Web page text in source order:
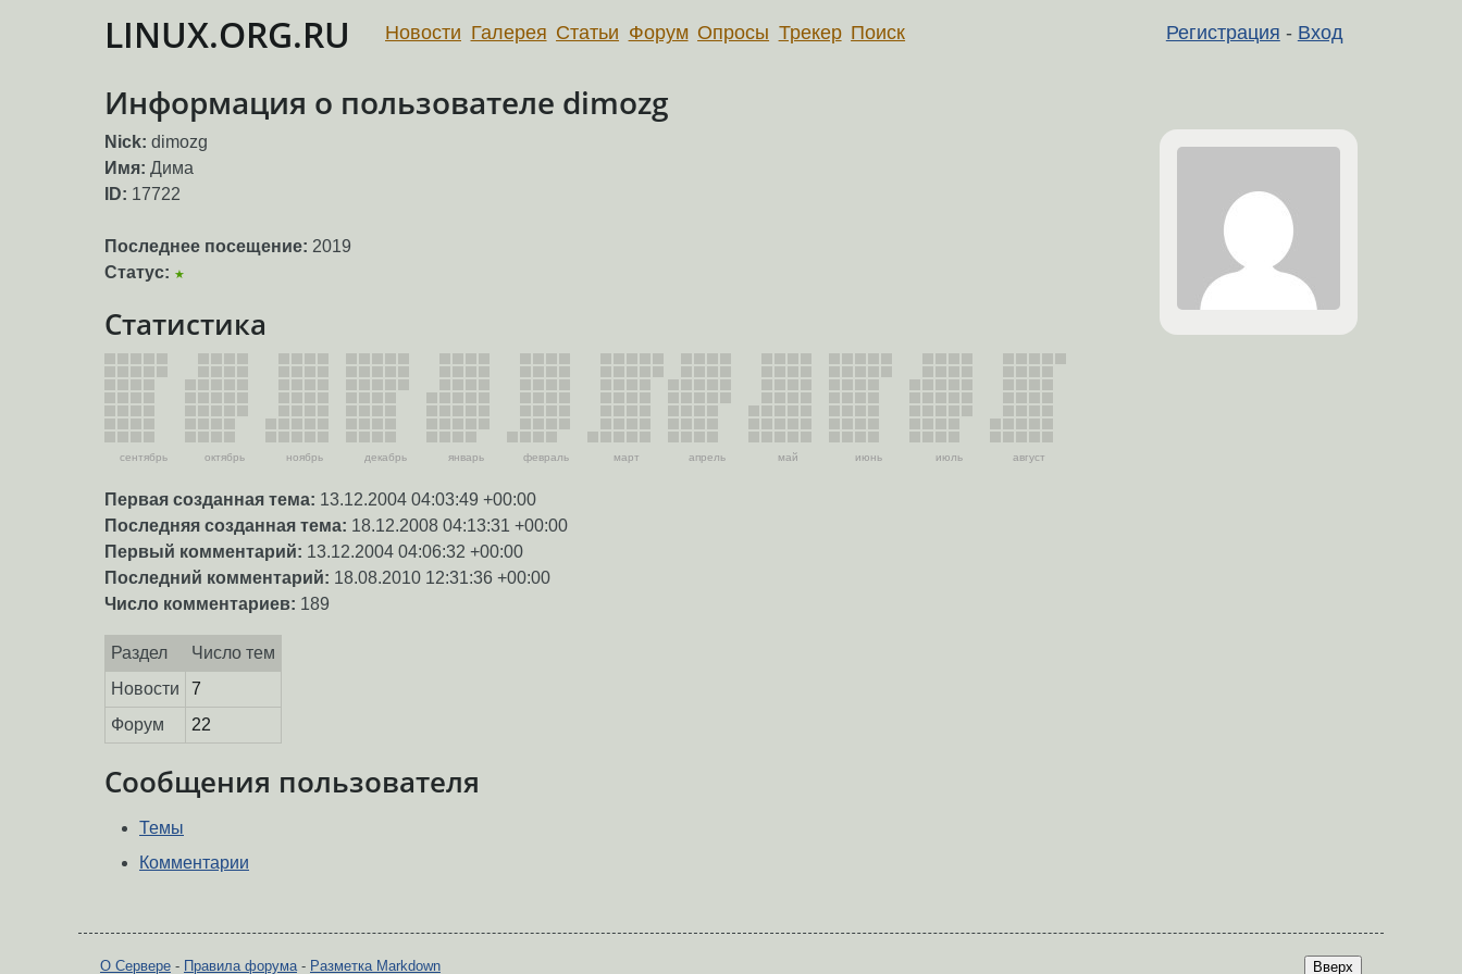
LINUX.ORG.RU Регистрация - Вход
Новости Галерея Статьи Форум Опросы Трекер Поиск
Информация о пользователе dimozg
Nick: dimozg
Имя: Дима
ID: 17722
Последнее посещение: 2019
Статус: ★
Статистика
сентябрь октябрь ноябрь декабрь январь февраль март апрель май июнь июль август
Первая созданная тема: 13.12.2004 04:03:49 +00:00
Последняя созданная тема: 18.12.2008 04:13:31 +00:00
Первый комментарий: 13.12.2004 04:06:32 +00:00
Последний комментарий: 18.08.2010 12:31:36 +00:00
Число комментариев: 189
Раздел
Число тем
Новости
7
Форум
22
Сообщения пользователя
Темы
Комментарии
Вверх
О Сервере - Правила форума- Разметка Markdown